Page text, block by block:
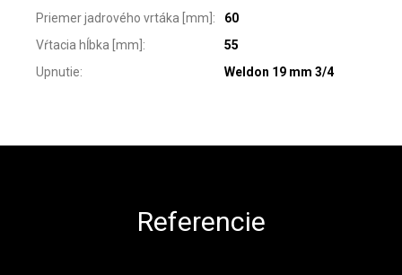
Priemer jadrového vrtáka [mm] :
60
Vŕtacia hĺbka [mm] :
55
Upnutie: Weldon 19 mm 3/4
Referencie